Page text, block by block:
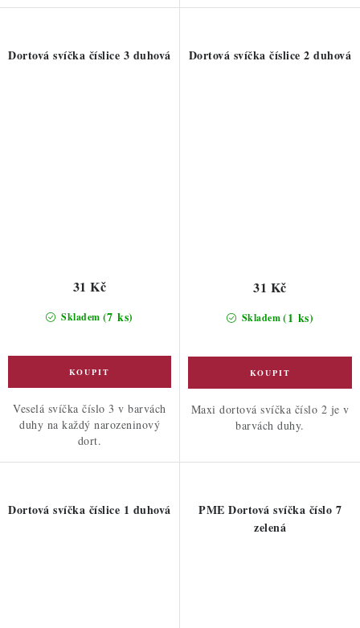
Dortová svíčka číslice 3 duhová
Skladem (7 ks)
31 Kč
Veselá svíčka číslo 3 v barvách
duhy na každý narozeninový
dort.
Dortová svíčka číslice 2 duhová
Skladem(1 ks)
31 Kč
Maxi dortová svíčka číslo 2 je v
barvách duhy.
Dortová svíčka číslice 1 duhová
PME Dortová svíčka číslo 7
zelená